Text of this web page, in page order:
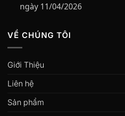
ngày 11/04/2026
VỀ CHÚNG TÔI
Giới Thiệu
Liên hệ
Sản phẩm